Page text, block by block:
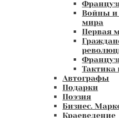
Войны и
мира
Первая
Тактика
Автографы
Подарки
Поэзия
Бизнес.
Краеведение